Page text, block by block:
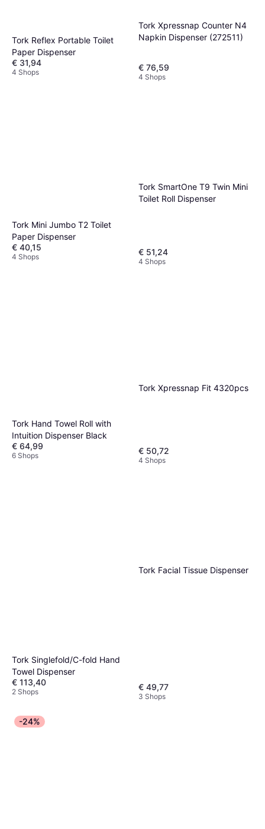
Tork Reflex Portable Toilet
Paper Dispenser
€ 31,94
4 Shops
Tork Xpressnap Counter N4
Napkin Dispenser (272511)
€ 76,59
4 Shops
Tork Mini Jumbo T2 Toilet
Paper Dispenser
€ 40,15
4 Shops
Tork SmartOne T9 Twin Mini
Toilet Roll Dispenser
€ 51,24
4 Shops
Tork Hand Towel Roll with
Intuition Dispenser Black
€ 64,99
6 Shops
Tork Xpressnap Fit 4320pcs
€ 50,72
4 Shops
Tork Singlefold/C-fold Hand
Towel Dispenser
€ 113,40
2 Shops
Tork Facial Tissue Dispenser
€ 49,77
3 Shops
-24%